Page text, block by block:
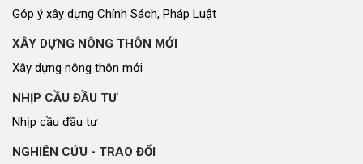
Góp ý xây dựng Chính Sách, Pháp Luật
XÂY DỰNG NÔNG THÔN MỚI
Xây dựng nông thôn mới
NHỊP CẦU ĐẦU TƯ
Nhịp cầu đầu tư
NGHIÊN CỨU - TRAO ĐỔI